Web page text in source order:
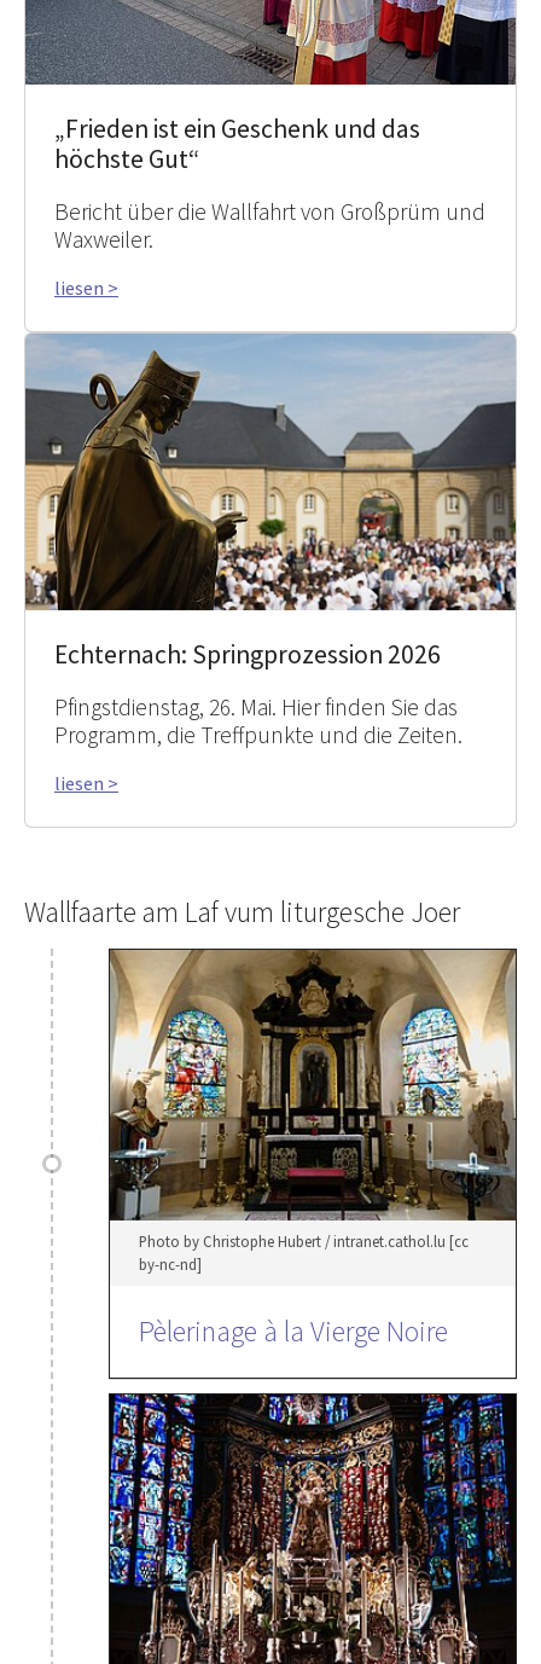
„Frieden ist ein Geschenk und das
höchste Gut“
Bericht über die Wallfahrt von Großprüm und
Waxweiler.
liesen >
Echternach: Springprozession 2026
Pfingstdienstag, 26. Mai. Hier finden Sie das
Programm, die Treffpunkte und die Zeiten.
liesen >
Wallfaarte am Laf vum liturgesche Joer
Photo by Christophe Hubert / intranet.cathol.lu [cc
by-nc-nd]
Pèlerinage à la Vierge Noire